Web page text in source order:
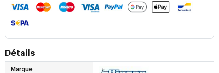
Détails
Marque